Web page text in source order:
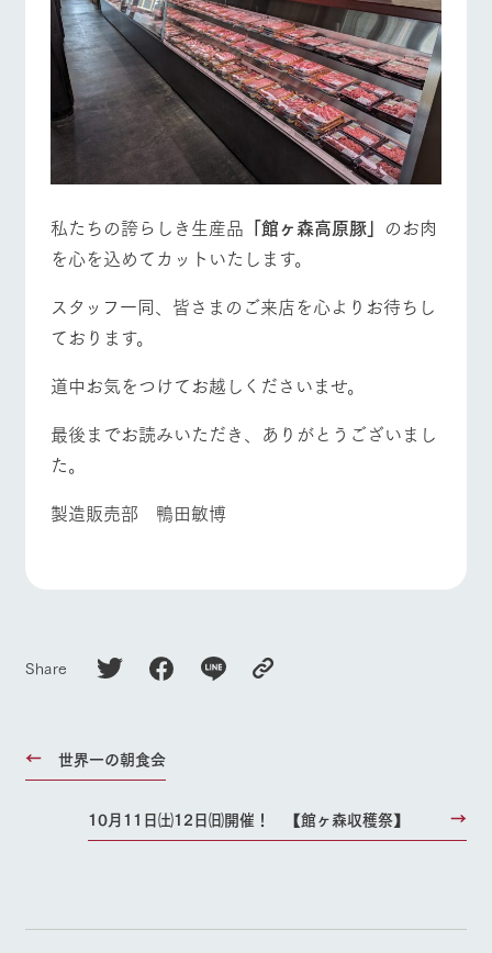
私たちの誇らしき生産品 「館ヶ森高原豚」 のお肉
を心を込めてカットいたします。
スタッフ一同、皆さまのご来店を心よりお待ちし
ております。
道中お気をつけてお越しくださいませ。
最後までお読みいただき、ありがとうございまし
た。
製造販売部 鴨田敏博
Share
世界一の朝食会
10月11日㈯12日㈰開催！ 【館ヶ森収穫祭】